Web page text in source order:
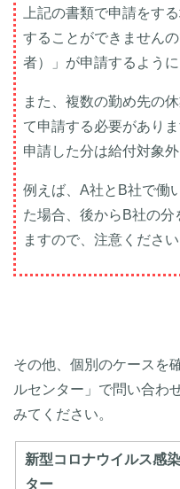
上記の書類で申請をす
することができません
者）」が申請するように
また、複数の勤め先の
て申請する必要があり
申請した分は給付対象外
例えば、A社とB社で働
た場合、後からB社の分
ますので、注意ください
その他、個別のケースを
ルセンター」で問い合わ
みてください。
新型コロナウイルス感
ター